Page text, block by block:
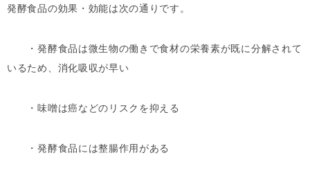
発酵食品の効果・効能は次の通りです。
・発酵食品は微生物の働きで食材の栄養素が既に分解されて
いるため、消化吸収が早い
・味噌は癌などのリスクを抑える
・発酵食品には整腸作用がある